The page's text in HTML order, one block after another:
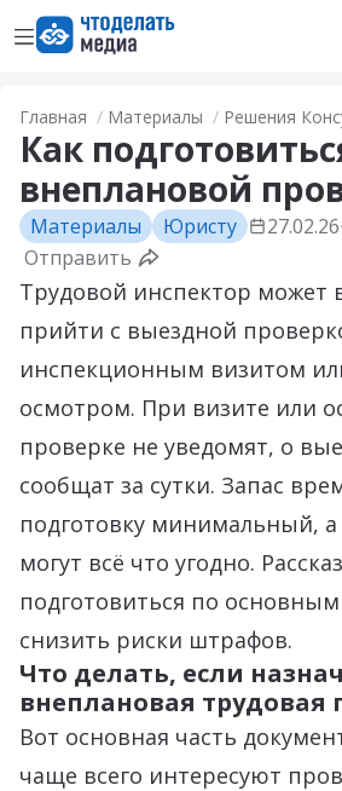
Открыть менюПерейти на главную
Главная Материалы Решения
Как
внеплановой
Материалы Юристу 27.02.26
Отправить
Трудовой инспектор может
прийти с выездной
инспекционным визитом
осмотром. При визите или
проверке не уведомят, о
сообщат за сутки. Запас
подготовку минимальный,
могут всё что угодно.
подготовиться по
снизить риски штрафов.
Что делать, если
внеплановая трудовая
Вот основная часть
чаще всего интересуют